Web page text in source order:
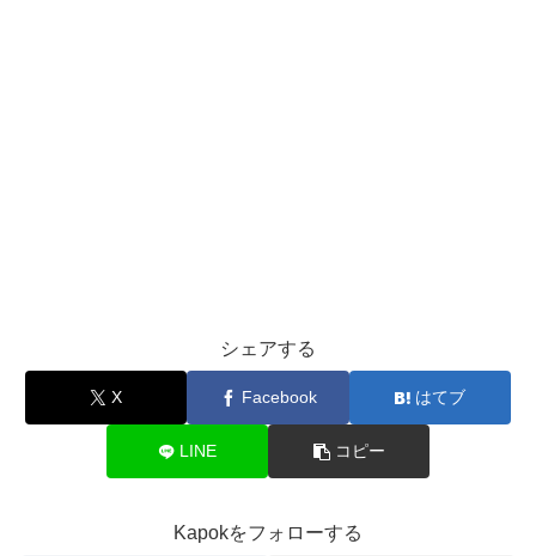
シェアする
X Facebook はてブ
LINE コピー
Kapokをフォローする